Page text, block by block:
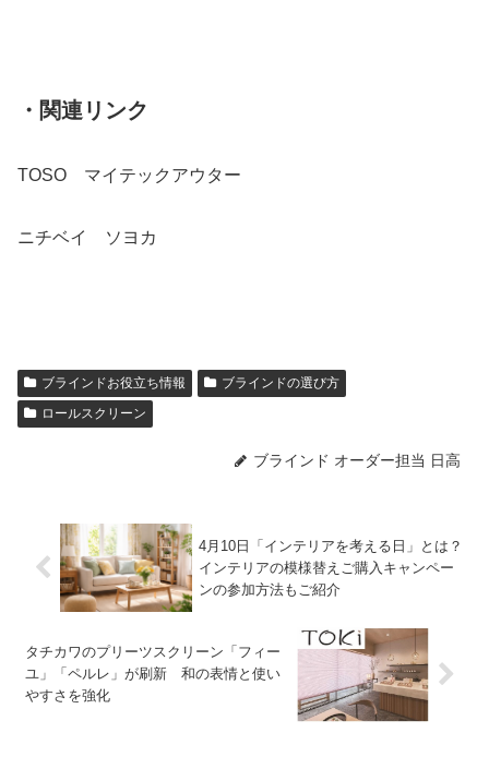
・関連リンク
TOSO マイテックアウター
ニチベイ ソヨカ
ブラインドお役立ち情報
ブラインドの選び方
ロールスクリーン
ブラインド オーダー担当 日高
4月10日「インテリアを考える日」とは？
インテリアの模様替えご購入キャンペー
ンの参加方法もご紹介
タチカワのプリーツスクリーン「フィー
ユ」「ペルレ」が刷新 和の表情と使い
やすさを強化